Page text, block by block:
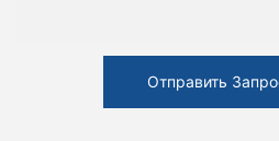
Отправить